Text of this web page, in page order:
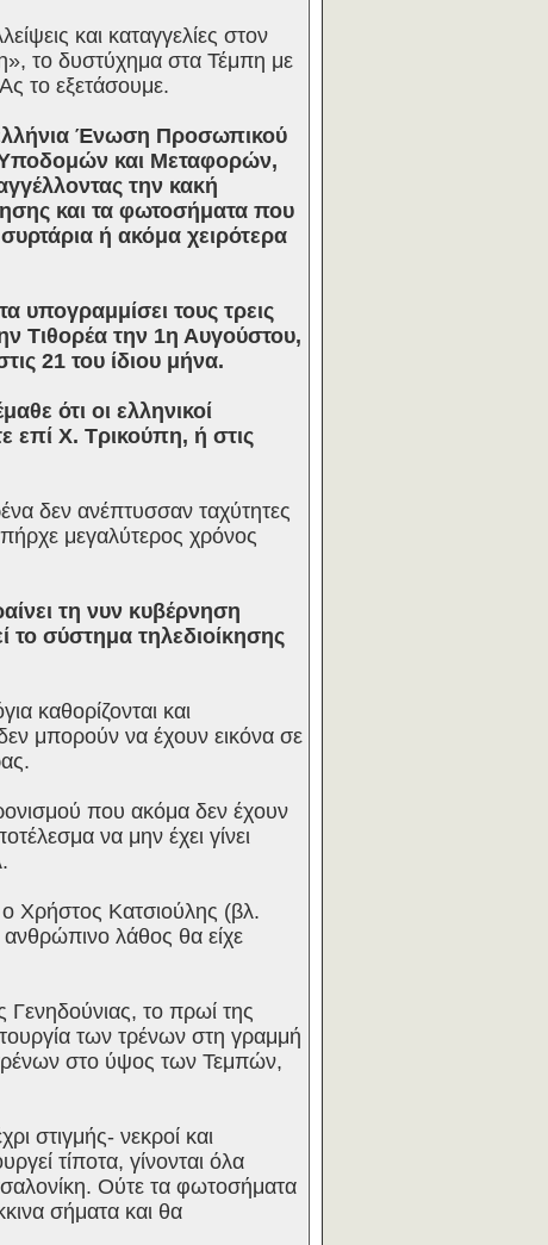
και καταγγελίες στον
το δυστύχημα στα Τέμπη με
το εξετάσουμε.
Ένωση Προσωπικού
Υποδομών και Μεταφορών,
την κακή
και τα φωτοσήματα που
ή ακόμα χειρότερα
τους τρεις
Τιθορέα την 1η Αυγούστου,
21 του ίδιου μήνα.
ότι οι ελληνικοί
επί Χ. Τρικούπη, ή στις
δεν ανέπτυσσαν ταχύτητες
μεγαλύτερος χρόνος
τη νυν κυβέρνηση
το σύστημα τηλεδιοίκησης
καθορίζονται και
μπορούν να έχουν εικόνα σε
που ακόμα δεν έχουν
να μην έχει γίνει
Χρήστος Κατσιούλης (βλ.
λάθος θα είχε
το πρωί της
των τρένων στη γραμμή
στο ύψος των Τεμπών,
στιγμής- νεκροί και
τίποτα, γίνονται όλα
Ούτε τα φωτοσήματα
σήματα και θα